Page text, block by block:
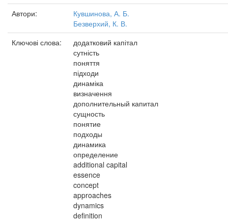
Автори:
Кувшинова, А. Б.
Безверхий, К. В.
Ключові слова:
додатковий капітал
сутність
поняття
підходи
динаміка
визначення
дополнительный капитал
сущность
понятие
подходы
динамика
определение
additional capital
essence
concept
approaches
dynamics
definition